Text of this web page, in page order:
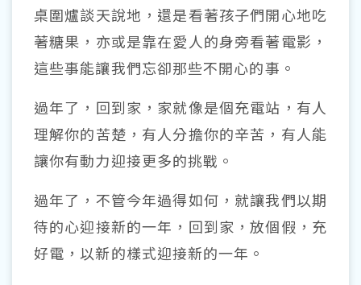
桌圍爐談天說地，還是看著孩子們開心地吃
著糖果，亦或是靠在愛人的身旁看著電影，
這些事能讓我們忘卻那些不開心的事。
過年了，回到家，家就像是個充電站，有人
理解你的苦楚，有人分擔你的辛苦，有人能
讓你有動力迎接更多的挑戰。
過年了，不管今年過得如何，就讓我們以期
待的心迎接新的一年，回到家，放個假，充
好電，以新的樣式迎接新的一年。